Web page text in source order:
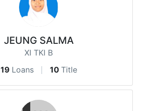
JEUNG SALMA
XI TKI B
19 Loans 10 Title